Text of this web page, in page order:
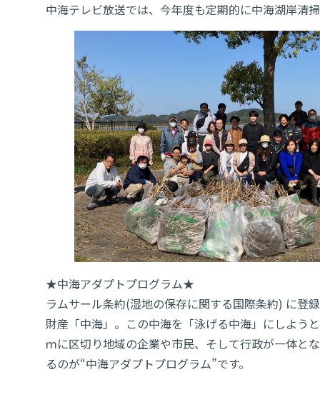
中海テレビ放送では、今年度も定期的に中海湖岸清
★中海アダプトプログラム★
ラムサール条約(湿地の保存に関する国際条約) に登
財産「中海」。この中海を「泳げる中海」にしよう
ｍに区切り地域の企業や市民、そして行政が一体と
るのが“中海アダプトプログラム”です。